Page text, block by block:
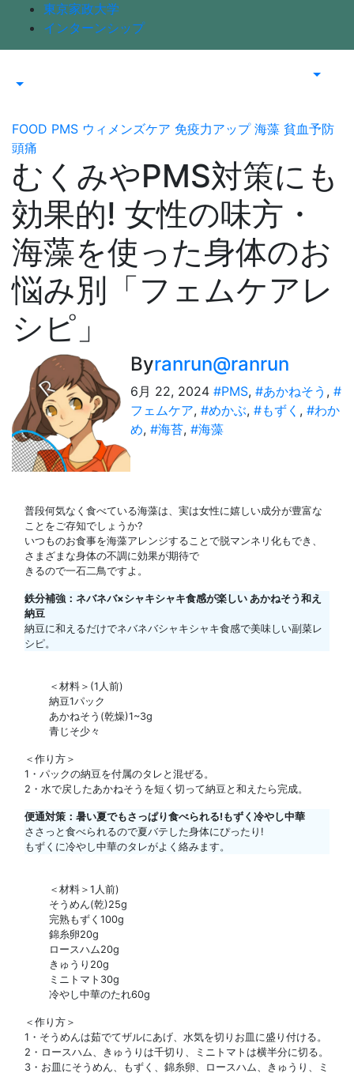
東京家政大学
インターンシップ
FOOD PMS ウィメンズケア 免疫力アップ 海藻 貧血予防
頭痛
むくみやPMS対策にも
効果的! 女性の味方・
海藻を使った身体のお
悩み別「フェムケアレ
シピ」
Byranrun@ranrun
6月 22, 2024 #PMS, #あかねそう , #
フェムケア, #めかぶ, #もずく , #わか
め, #海苔, #海藻
普段何気なく食べている海藻は、実は女性に嬉しい成分が豊富な
ことをご存知でしょうか?
いつものお食事を海藻アレンジすることで脱マンネリ化もでき、
さまざまな身体の不調に効果が期待で
きるので一石二鳥ですよ。
鉄分補強：ネバネバ×シャキシャキ食感が楽しい あかねそう和え
納豆
納豆に和えるだけでネバネバシャキシャキ食感で美味しい副菜レ
シピ。
＜材料＞(1人前)
納豆1パック
あかねそう(乾燥)1~3g
青じそ少々
＜作り方＞
1・パックの納豆を付属のタレと混ぜる。
2・水で戻したあかねそうを短く切って納豆と和えたら完成。
便通対策：暑い夏でもさっぱり食べられる!もずく冷やし中華
ささっと食べられるので夏バテした身体にぴったり!
もずくに冷やし中華のタレがよく絡みます。
＜材料＞1人前)
そうめん(乾)25g
完熟もずく100g
錦糸卵20g
ロースハム20g
きゅうり20g
ミニトマト30g
冷やし中華のたれ60g
＜作り方＞
1・そうめんは茹でてザルにあげ、水気を切りお皿に盛り付ける。
2・ロースハム、きゅうりは千切り、ミニトマトは横半分に切る。
3・お皿にそうめん、もずく、錦糸卵、ロースハム、きゅうり、ミ